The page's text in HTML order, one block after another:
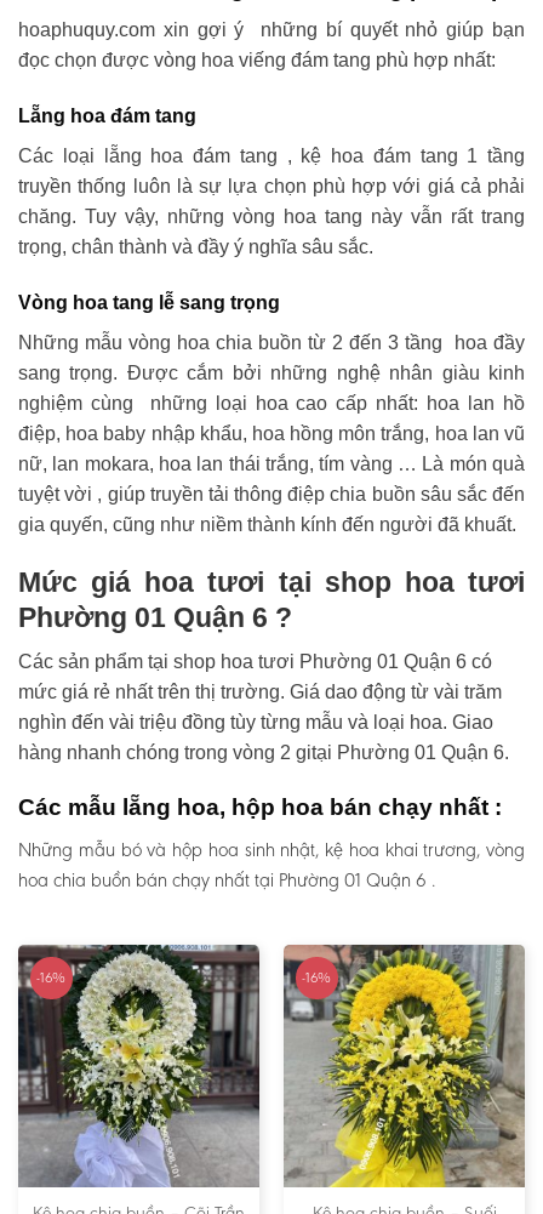
hoaphuquy.com xin gợi ý những bí quyết nhỏ giúp bạn
đọc chọn được vòng hoa viếng đám tang phù hợp nhất:
Lẵng hoa đám tang
Các loại lẵng hoa đám tang , kệ hoa đám tang 1 tầng
truyền thống luôn là sự lựa chọn phù hợp với giá cả phải
chăng. Tuy vậy, những vòng hoa tang này vẫn rất trang
trọng, chân thành và đầy ý nghĩa sâu sắc.
Vòng hoa tang lễ sang trọng
Những mẫu vòng hoa chia buồn từ 2 đến 3 tầng hoa đầy
sang trọng. Được cắm bởi những nghệ nhân giàu kinh
nghiệm cùng những loại hoa cao cấp nhất: hoa lan hồ
điệp, hoa baby nhập khẩu, hoa hồng môn trắng, hoa lan vũ
nữ, lan mokara, hoa lan thái trắng, tím vàng … Là món quà
tuyệt vời , giúp truyền tải thông điệp chia buồn sâu sắc đến
gia quyến, cũng như niềm thành kính đến người đã khuất.
Mức giá hoa tươi tại shop hoa tươi
Phường 01 Quận 6 ?
Các sản phẩm tại shop hoa tươi Phường 01 Quận 6 có
mức giá rẻ nhất trên thị trường. Giá dao động từ vài trăm
nghìn đến vài triệu đồng tùy từng mẫu và loại hoa. Giao
hàng nhanh chóng trong vòng 2 gitại Phường 01 Quận 6.
Các mẫu lẵng hoa, hộp hoa bán chạy nhất :
Những mẫu bó và hộp hoa sinh nhật, kệ hoa khai trương, vòng
hoa chia buồn bán chạy nhất tại Phường 01 Quận 6 .
-16% -16%